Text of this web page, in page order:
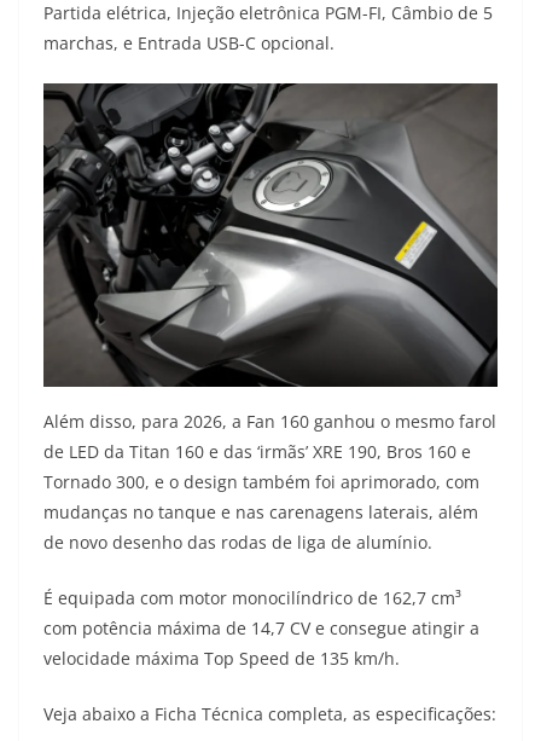
Partida elétrica, Injeção eletrônica PGM-FI, Câmbio de 5
marchas, e Entrada USB-C opcional.
Além disso, para 2026, a Fan 160 ganhou o mesmo farol
de LED da Titan 160 e das ‘irmãs’ XRE 190, Bros 160 e
Tornado 300, e o design também foi aprimorado, com
mudanças no tanque e nas carenagens laterais, além
de novo desenho das rodas de liga de alumínio.
É equipada com motor monocilíndrico de 162,7 cm³
com potência máxima de 14,7 CV e consegue atingir a
velocidade máxima Top Speed de 135 km/h.
Veja abaixo a Ficha Técnica completa, as especificações: